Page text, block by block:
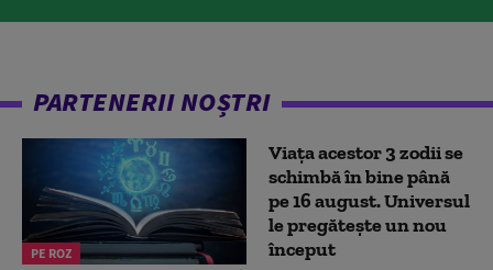
PARTENERII NOȘTRI
PE ROZ
Viața acestor 3 zodii se
schimbă în bine până
pe 16 august. Universul
le pregătește un nou
început